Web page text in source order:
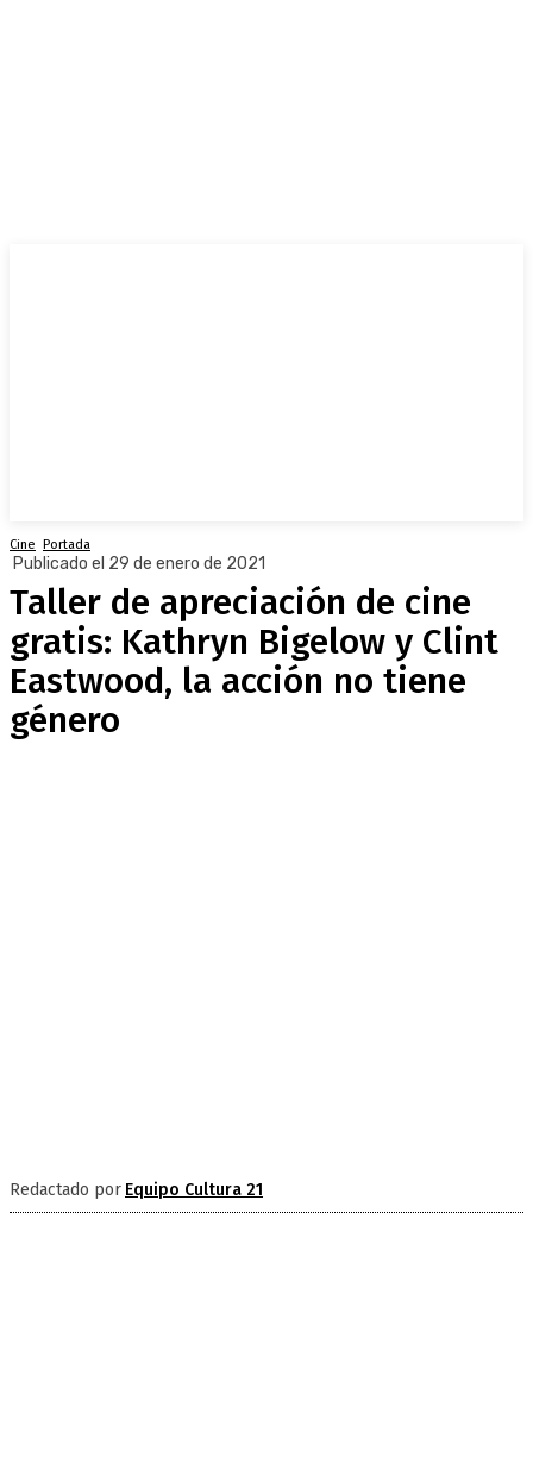
Cine Portada
Publicado el 29 de enero de 2021
Taller de apreciación de cine
gratis: Kathryn Bigelow y Clint
Eastwood, la acción no tiene
género
Redactado por Equipo Cultura 21